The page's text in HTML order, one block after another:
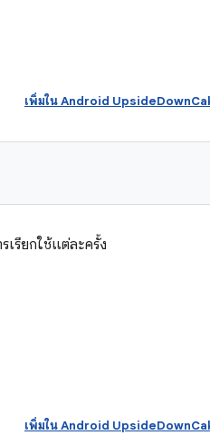
เพิ่มใน Android
เรียกใช้แต่ละครั้ง
เพิ่มใน Android